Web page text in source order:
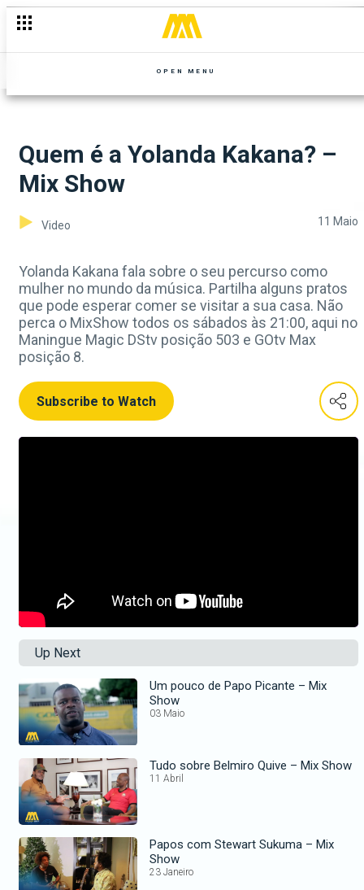
OPEN MENU
Quem é a Yolanda Kakana? –
Mix Show
Video 11 Maio
Yolanda Kakana fala sobre o seu percurso como
mulher no mundo da música. Partilha alguns pratos
que pode esperar comer se visitar a sua casa. Não
perca o MixShow todos os sábados às 21:00, aqui no
Maningue Magic DStv posição 503 e GOtv Max
posição 8.
Subscribe to Watch
Up Next
Um pouco de Papo Picante – Mix
Show
03 Maio
Tudo sobre Belmiro Quive – Mix Show
11 Abril
Papos com Stewart Sukuma – Mix
Show
23 Janeiro